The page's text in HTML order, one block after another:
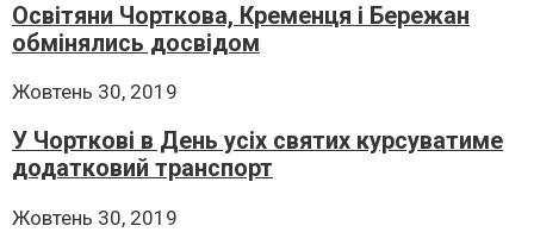
Освітяни Чорткова, Кременця і Бережан
обмінялись досвідом
Жовтень 30, 2019
У Чорткові в День усіх святих курсуватиме
додатковий транспорт
Жовтень 30, 2019